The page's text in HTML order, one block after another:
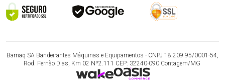
Bamaq SA Bandeirantes Máquinas e Equipamentos - CNPJ 18.209.95/0001-54,
Rod. Fernão Dias, Km 02 Nº2.111 CEP: 32240-090 Contagem/MG